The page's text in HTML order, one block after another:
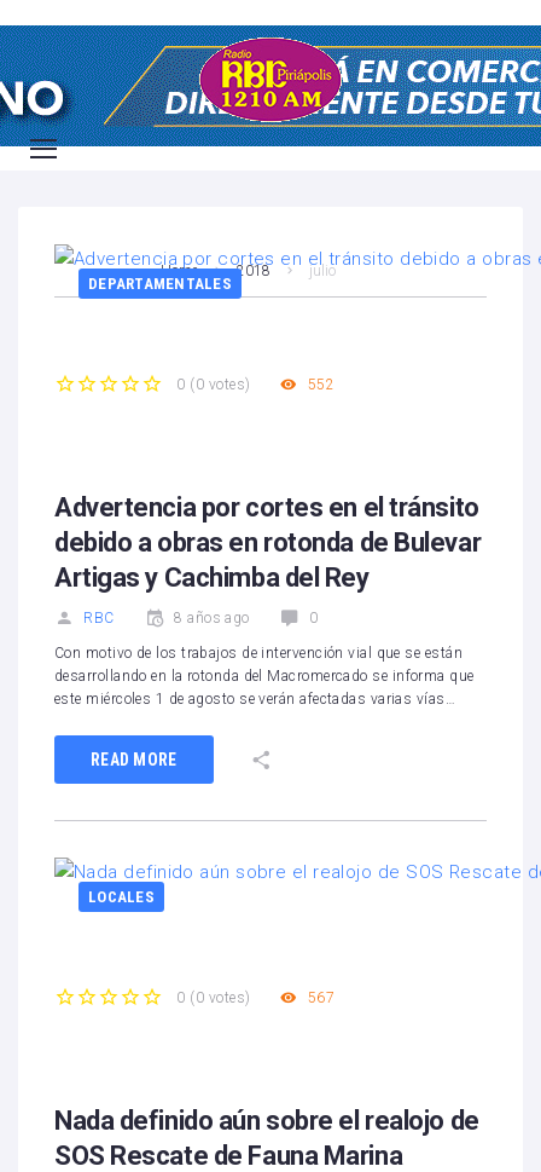
Home 2018 julio
DEPARTAMENTALES
0 ( 0 votes) 552
Advertencia por cortes en el tránsito
debido a obras en rotonda de Bulevar
Artigas y Cachimba del Rey
RBC 8 años ago 0
Con motivo de los trabajos de intervención vial que se están
desarrollando en la rotonda del Macromercado se informa que
este miércoles 1 de agosto se verán afectadas varias vías…
READ MORE
LOCALES
0 ( 0 votes) 567
Nada definido aún sobre el realojo de
SOS Rescate de Fauna Marina